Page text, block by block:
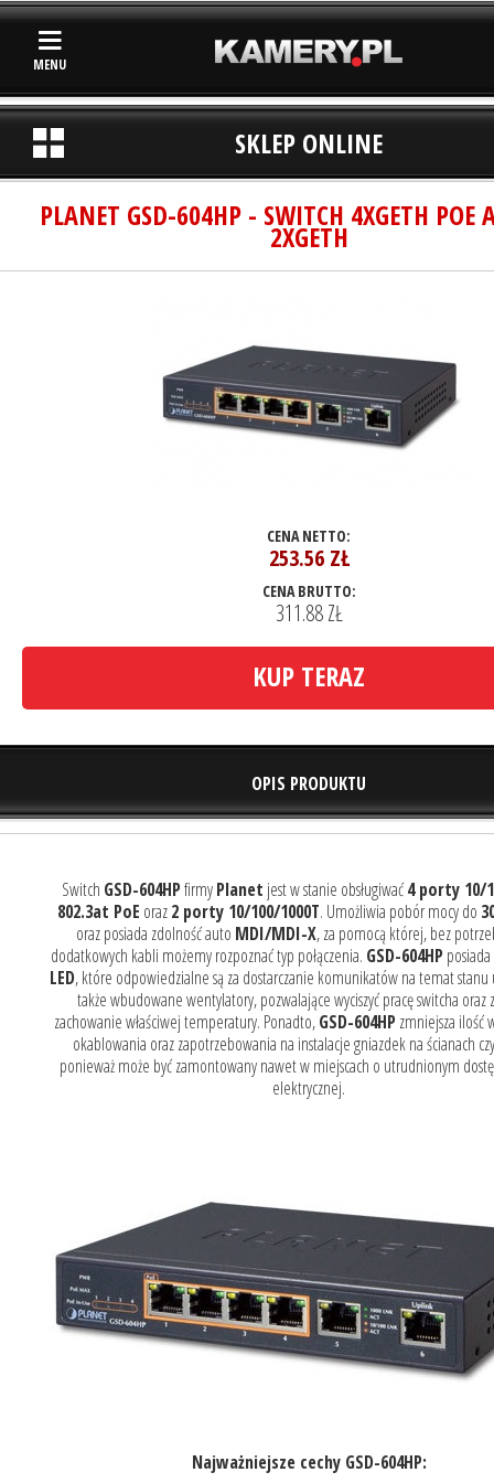
MENU
SKLEP ONLINE
PLANET GSD-604HP - SWITCH 4XGETH POE
2XGETH
CENA NETTO:
253.56ZŁ
CENA BRUTTO:
311.88 ZŁ
KUP TERAZ
OPIS PRODUKTU
Switch GSD-604HPfirmyPlanet jest w stanie obsługiwać4 porty 10/
802.3at PoE oraz2 porty 10/100/1000T. Umożliwia pobór mocy do
oraz posiada zdolność auto MDI/MDI-X, za pomocą której, bez
dodatkowych kabli możemy rozpoznać typ połączenia. GSD-604HP
LED, które odpowiedzialne są za dostarczanie komunikatów na temat stanu
także wbudowane wentylatory, pozwalające wyciszyć pracę switcha oraz
zachowanie właściwej temperatury. Ponadto,GSD-604HP zmniejsza ilość
okablowania oraz zapotrzebowania na instalacje gniazdek na ścianach
ponieważ może być zamontowany nawet w miejscach o utrudnionym
elektrycznej.
Najważniejsze cechy GSD-604HP: